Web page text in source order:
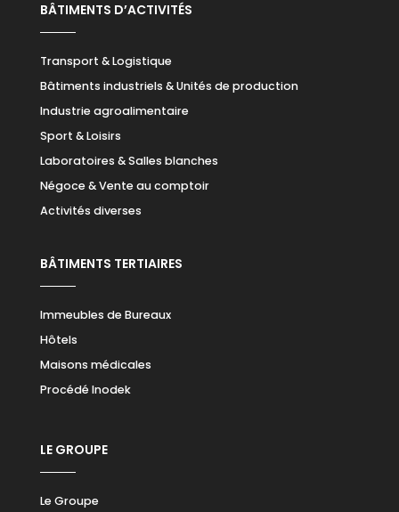
BÂTIMENTS D’ACTIVITÉS
Transport & Logistique
Bâtiments industriels & Unités de production
Industrie agroalimentaire
Sport & Loisirs
Laboratoires & Salles blanches
Négoce & Vente au comptoir
Activités diverses
BÂTIMENTS TERTIAIRES
Immeubles de Bureaux
Hôtels
Maisons médicales
Procédé Inodek
LE GROUPE
Le Groupe